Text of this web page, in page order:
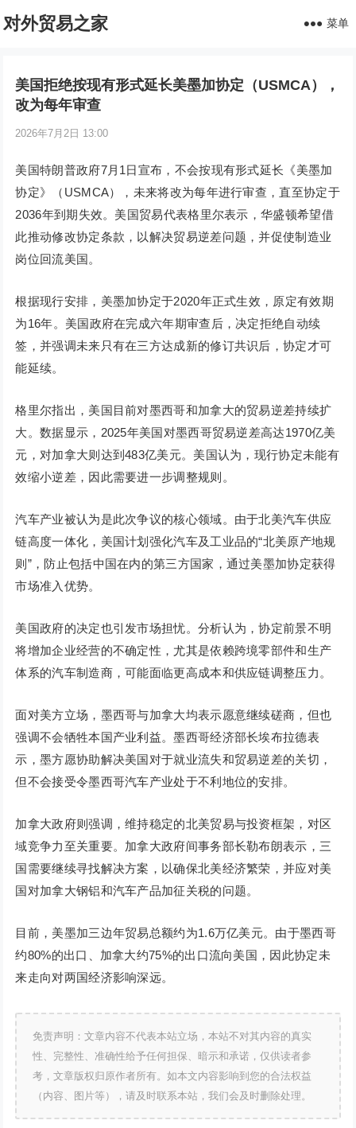
对外贸易之家 菜单
美国拒绝按现有形式延长美墨加协定（USMCA），
改为每年审查
2026年7月2日 13:00
美国特朗普政府7月1日宣布，不会按现有形式延长《美墨加
协定》（USMCA），未来将改为每年进行审查，直至协定于
2036年到期失效。美国贸易代表格里尔表示，华盛顿希望借
此推动修改协定条款，以解决贸易逆差问题，并促使制造业
岗位回流美国。
根据现行安排，美墨加协定于2020年正式生效，原定有效期
为16年。美国政府在完成六年期审查后，决定拒绝自动续
签，并强调未来只有在三方达成新的修订共识后，协定才可
能延续。
格里尔指出，美国目前对墨西哥和加拿大的贸易逆差持续扩
大。数据显示，2025年美国对墨西哥贸易逆差高达1970亿美
元，对加拿大则达到483亿美元。美国认为，现行协定未能有
效缩小逆差，因此需要进一步调整规则。
汽车产业被认为是此次争议的核心领域。由于北美汽车供应
链高度一体化，美国计划强化汽车及工业品的“北美原产地规
则”，防止包括中国在内的第三方国家，通过美墨加协定获得
市场准入优势。
美国政府的决定也引发市场担忧。分析认为，协定前景不明
将增加企业经营的不确定性，尤其是依赖跨境零部件和生产
体系的汽车制造商，可能面临更高成本和供应链调整压力。
面对美方立场，墨西哥与加拿大均表示愿意继续磋商，但也
强调不会牺牲本国产业利益。墨西哥经济部长埃布拉德表
示，墨方愿协助解决美国对于就业流失和贸易逆差的关切，
但不会接受令墨西哥汽车产业处于不利地位的安排。
加拿大政府则强调，维持稳定的北美贸易与投资框架，对区
域竞争力至关重要。加拿大政府间事务部长勒布朗表示，三
国需要继续寻找解决方案，以确保北美经济繁荣，并应对美
国对加拿大钢铝和汽车产品加征关税的问题。
目前，美墨加三边年贸易总额约为1.6万亿美元。由于墨西哥
约80%的出口、加拿大约75%的出口流向美国，因此协定未
来走向对两国经济影响深远。
免责声明：文章内容不代表本站立场，本站不对其内容的真实
性、完整性、准确性给予任何担保、暗示和承诺，仅供读者参
考，文章版权归原作者所有。如本文内容影响到您的合法权益
（内容、图片等），请及时联系本站，我们会及时删除处理。